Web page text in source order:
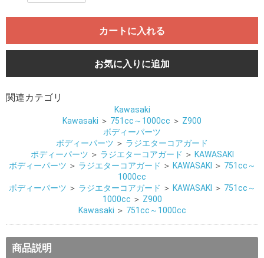
カートに入れる
お気に入りに追加
関連カテゴリ
Kawasaki
Kawasaki ＞ 751cc～1000cc ＞ Z900
ボディーパーツ
ボディーパーツ ＞ ラジエターコアガード
ボディーパーツ ＞ ラジエターコアガード ＞ KAWASAKI
ボディーパーツ ＞ ラジエターコアガード ＞ KAWASAKI ＞ 751cc～
1000cc
ボディーパーツ ＞ ラジエターコアガード ＞ KAWASAKI ＞ 751cc～
1000cc ＞ Z900
Kawasaki ＞ 751cc～1000cc
商品説明